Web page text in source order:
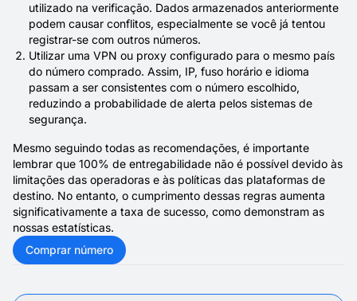
utilizado na verificação. Dados armazenados anteriormente
podem causar conflitos, especialmente se você já tentou
registrar-se com outros números.
Utilizar uma VPN ou proxy configurado para o mesmo país
do número comprado. Assim, IP, fuso horário e idioma
passam a ser consistentes com o número escolhido,
reduzindo a probabilidade de alerta pelos sistemas de
segurança.
Mesmo seguindo todas as recomendações, é importante
lembrar que 100% de entregabilidade não é possível devido às
limitações das operadoras e às políticas das plataformas de
destino. No entanto, o cumprimento dessas regras aumenta
significativamente a taxa de sucesso, como demonstram as
nossas estatísticas.
Comprar número